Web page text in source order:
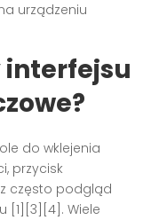
urządzeniu
do wklejenia
przycisk
często podgląd
[1][3][4]. Wiele